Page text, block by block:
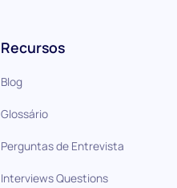
Recursos
Blog
Glossário
Perguntas de Entrevista
Interviews Questions